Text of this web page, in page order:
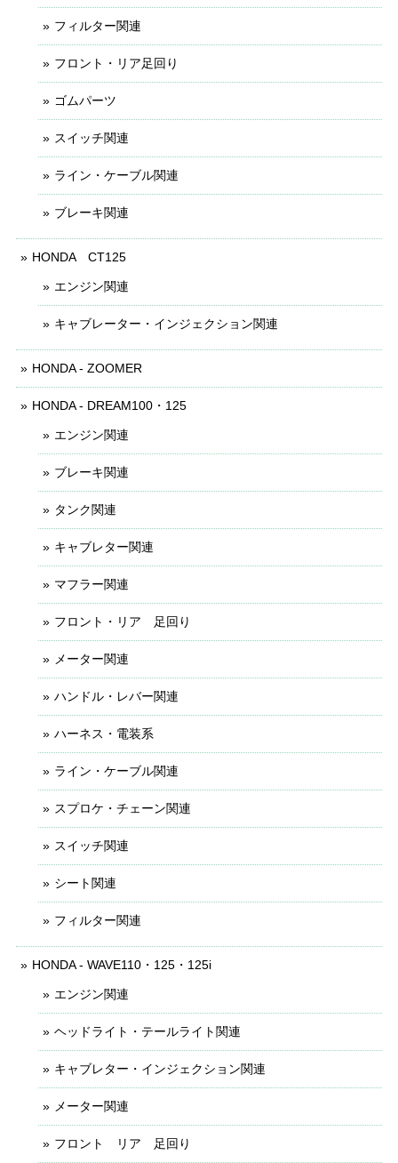
フィルター関連
フロント・リア足回り
ゴムパーツ
スイッチ関連
ライン・ケーブル関連
ブレーキ関連
HONDA CT125
エンジン関連
キャブレーター・インジェクション関連
HONDA - ZOOMER
HONDA - DREAM100・125
エンジン関連
ブレーキ関連
タンク関連
キャブレター関連
マフラー関連
フロント・リア 足回り
メーター関連
ハンドル・レバー関連
ハーネス・電装系
ライン・ケーブル関連
スプロケ・チェーン関連
スイッチ関連
シート関連
フィルター関連
HONDA - WAVE110・125・125i
エンジン関連
ヘッドライト・テールライト関連
キャブレター・インジェクション関連
メーター関連
フロント リア 足回り